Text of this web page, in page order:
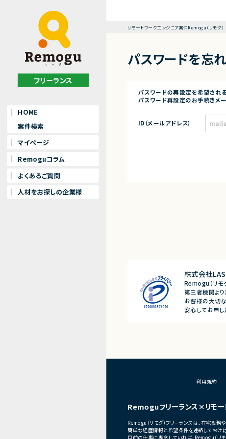
フリーランス
HOME
案件検索
マイページ
Remoguコラム
よくあるご質問
人材をお探しの企業様
リモートワークエンジニア案件Remogu（リモグ）
パスワードを忘
パスワードの再設定を希望され
パスワード再設定のお手続きメ
ID（メールアドレス）
株式会社
Remogu（リモ
第三者機関より
お客様の大切
安心してお申し
利用規約
Remoguフリーランス×リモー
Remogu（リモグ）フリーランスは、在宅勤
簡単な経歴情報と希望条件を連絡しておけば
目前の仕事に専念していれば、Remogu（リ